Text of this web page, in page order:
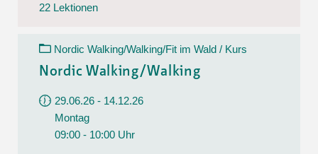
22 Lektionen
Nordic Walking/Walking/Fit im Wald / Kurs
Nordic Walking/Walking
29.06.26 - 14.12.26
Montag
09:00 - 10:00 Uhr